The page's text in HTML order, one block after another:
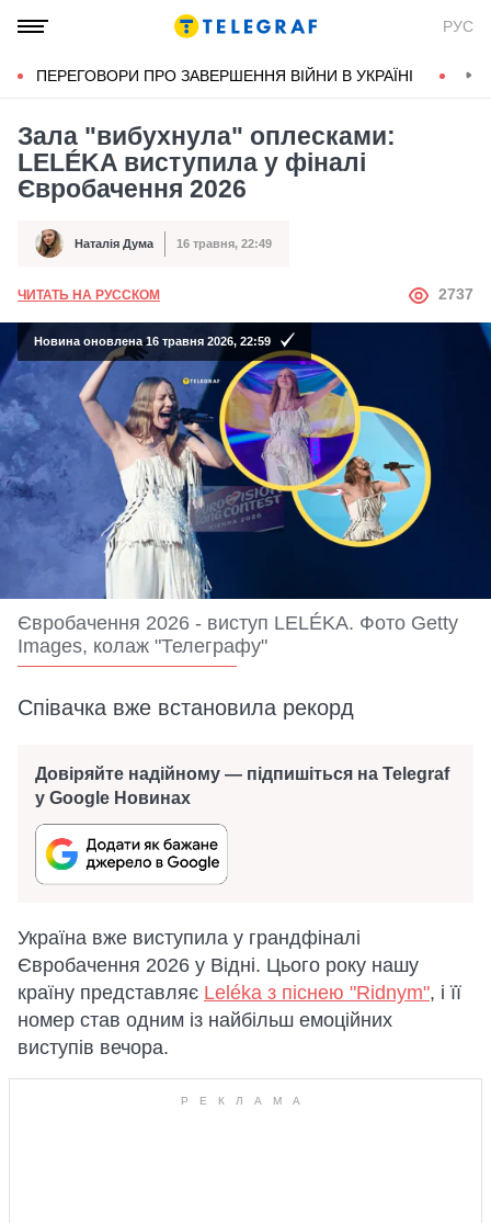
РУС
ПЕРЕГОВОРИ ПРО ЗАВЕРШЕННЯ ВІЙНИ В УКРАЇНІ
Зала "вибухнула" оплесками:
LELÉKA виступила у фіналі
Євробачення 2026
Автор Наталія Дума
Дата публікації 16 травня, 22:49
ЧИТАТЬ НА РУССКОМ АВТОР
2737
Новина оновлена 16 травня 2026, 22:59
Євробачення 2026 - виступ LELÉKA. Фото Getty
Images, колаж "Телеграфу"
Співачка вже встановила рекорд
Довіряйте надійному — підпишіться на Telegraf
у Google Новинах
Україна вже виступила у грандфіналі
Євробачення 2026 у Відні. Цього року нашу
країну представляє Leléka з піснею "Ridnym", і її
номер став одним із найбільш емоційних
виступів вечора.